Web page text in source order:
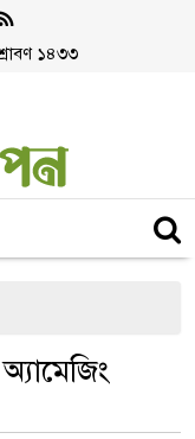
১৪৩৩